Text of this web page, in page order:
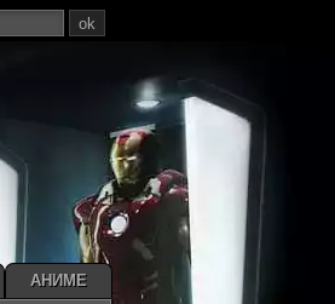
ok
АНИМЕ